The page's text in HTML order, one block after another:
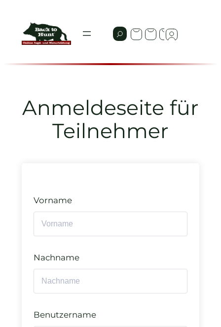
springen
Anmeldeseite für
Teilnehmer
Vorname
Nachname
Benutzername